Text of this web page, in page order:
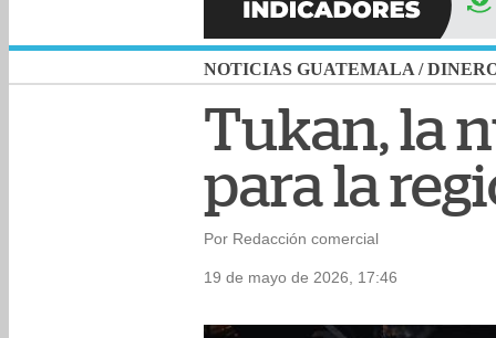
NOTICIAS GUATEMALA /
Tukan, la
para la
Por Redacción comercial
19 de mayo de 2026, 17:46